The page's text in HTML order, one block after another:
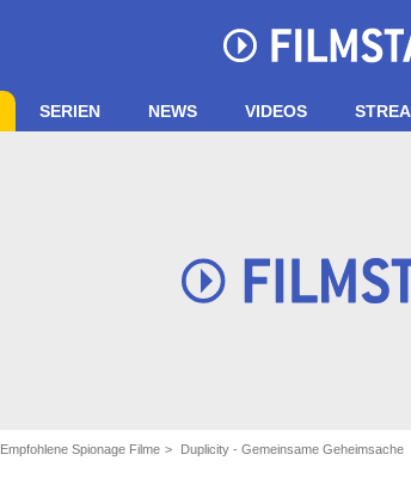
SERIEN NEWS VIDEOS
Empfohlene Spionage Filme Duplicity - Gemeinsame Geheimsache